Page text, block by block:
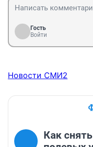
Гость
Войти
Новости СМИ2
Как